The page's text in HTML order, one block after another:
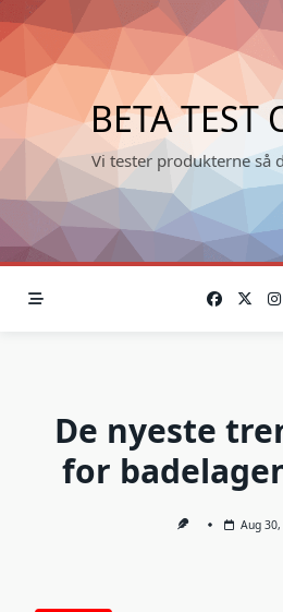
Skip
to
content
BETA TEST
Vi tester produkterne så
De nyeste
for
Aug